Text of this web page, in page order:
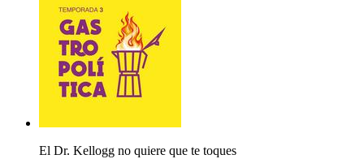
El Dr. Kellogg no quiere que te toques